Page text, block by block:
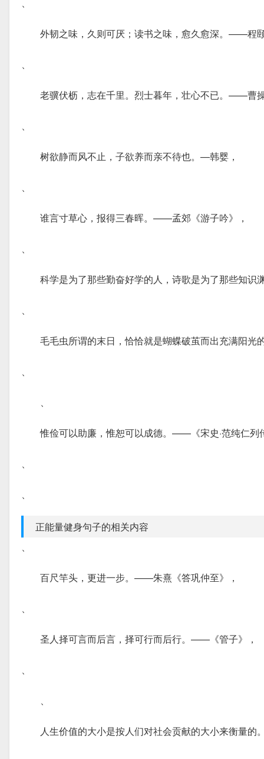
外韧之味，久则可厌；读书之味，愈久愈深。——程
、
老骥伏枥，志在千里。烈士暮年，壮心不已。——曹操
、
树欲静而风不止，子欲养而亲不待也。—韩婴，
、
谁言寸草心，报得三春晖。——孟郊《游子吟》，
、
科学是为了那些勤奋好学的人，诗歌是为了那些知识
、
毛毛虫所谓的末日，恰恰就是蝴蝶破茧而出充满阳光的
、
、
惟俭可以助廉，惟恕可以成德。——《宋史·范纯仁列
、
、
正能量健身句子的相关内容
、
百尺竿头，更进一步。——朱熹《答巩仲至》，
、
圣人择可言而后言，择可行而后行。——《管子》，
、
、
人生价值的大小是按人们对社会贡献的大小来衡量